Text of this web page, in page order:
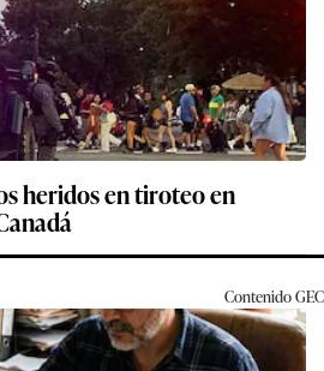
heridos en tiroteo en
ContenidoGEC